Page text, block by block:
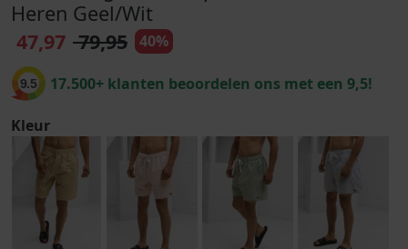
Heren Geel/Wit
47,97 79,95 40%
9.5 17.500+ klanten beoordelen ons met een 9,5!
Kleur